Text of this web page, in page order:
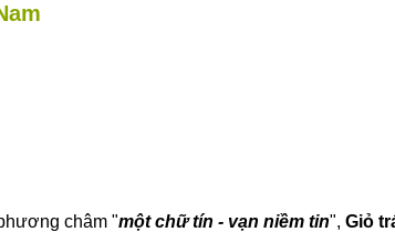
châm "một chữ tín - vạn niềm tin", Giỏ